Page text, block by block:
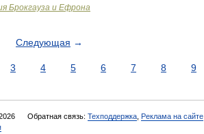
Брокгауза и Ефрона
Следующая →
3 4 5 6 7 8 9
Обратная связь: Техподдержка Реклама на сайте